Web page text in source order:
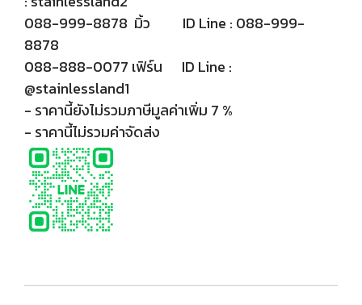
088-999-8878 มิ้ว ID Line : 088-999-
8878
088-888-0077 เฟิร์น ID Line :
@stainlessland1
- ราคานี้ยังไม่รวมภาษีมูลค่าเพิ่ม 7 %
- ราคานี้ไม่รวมค่าจัดส่ง